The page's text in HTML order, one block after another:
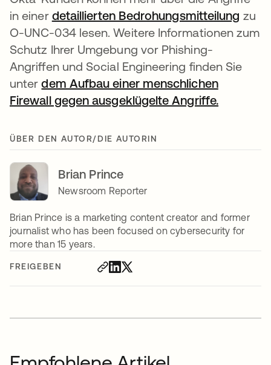
FREIGEBEN
in einer detaillierten Bedrohungsmitteilung zu
O-UNC-034 lesen. Weitere Informationen zum
Schutz Ihrer Umgebung vor Phishing-
Angriffen und Social Engineering finden Sie
unterdem Aufbau einer menschlichen
Firewall gegen ausgeklügelte Angriffe.
ÜBER DEN AUTOR/DIE AUTORIN
Brian Prince
Newsroom Reporter
Brian Prince is a marketing content creator and former
journalist who has been focused on cybersecurity for
more than 15 years.